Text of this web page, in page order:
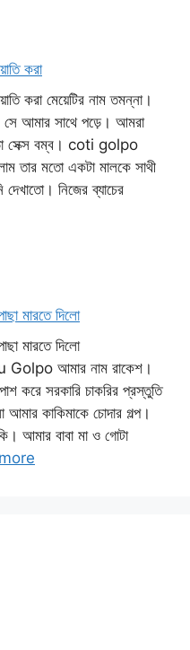
করা
করা মেয়েটির নাম তমন্না।
সে আমার সাথে পড়ে। আমরা
সেক্স বম্ব। coti golpo
তার মতো একটা মালকে সাথী
দেখাতো। নিজের ব্যাচের
মারতে দিলো
মারতে দিলো
আমার নাম রাকেশ।
করে সরকারি চাকরির প্রস্তুতি
কাকিমাকে চোদার গল্প।
আমার বাবা মা ও গোটা